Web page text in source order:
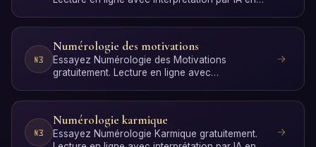
Numérologie des motivations
Essayez Numérologie des Motivations
gratuitement. Lecture en ligne avec
Numérologie karmique
Essayez Numérologie Karmique gratuitement.